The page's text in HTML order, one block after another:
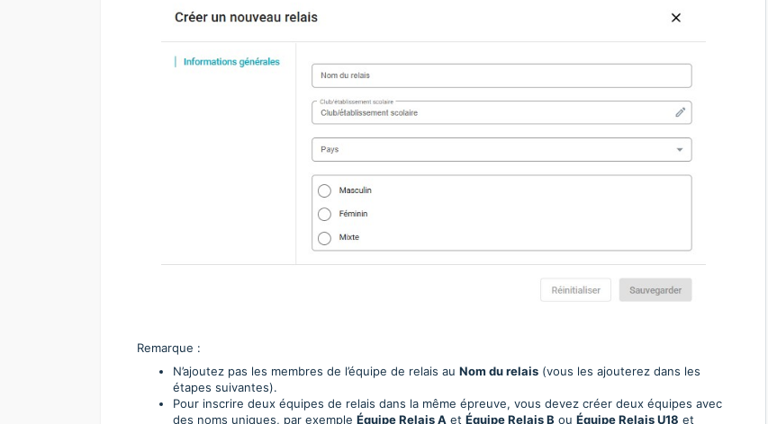
Remarque :
N’ajoutez pas les membres de l’équipe de relais au Nom du relais (vous les ajouterez dans les
étapes suivantes).
Pour inscrire deux équipes de relais dans la même épreuve, vous devez créer deux équipes avec
des noms uniques, par exemple Équipe Relais A et Équipe Relais B ou Équipe Relais U18 et